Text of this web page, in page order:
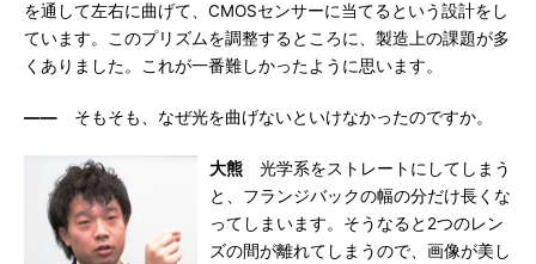
を通して左右に曲げて、CMOSセンサーに当てるという設計をし
ています。このプリズムを調整するところに、製造上の課題が多
くありました。これが一番難しかったように思います。
―― そもそも、なぜ光を曲げないといけなかったのですか。
大熊 光学系をストレートにしてしまう
と、フランジバックの幅の分だけ長くな
ってしまいます。そうなると2つのレン
ズの間が離れてしまうので、画像が美し